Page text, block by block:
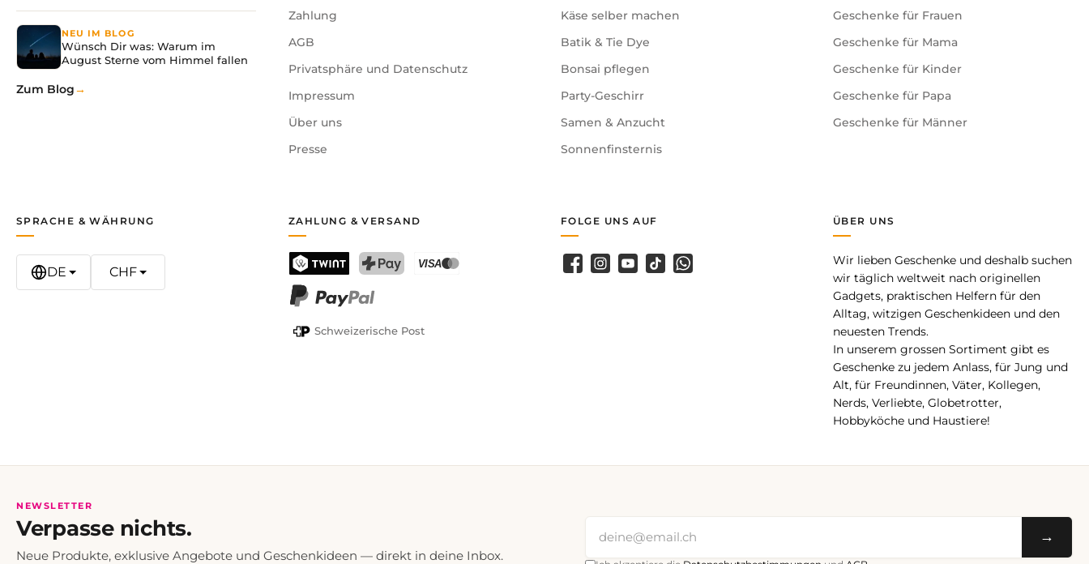
NEU IM BLOG
Wünsch Dir was: Warum im
August Sterne vom Himmel fallen
Zum Blog
Zahlung
AGB
Privatsphäre und Datenschutz
Impressum
Über uns
Presse
Käse selber machen
Batik & Tie Dye
Bonsai pflegen
Party-Geschirr
Samen & Anzucht
Sonnenfinsternis
Geschenke für Frauen
Geschenke für Mama
Geschenke für Kinder
Geschenke für Papa
Geschenke für Männer
ÜBER UNS
Wir lieben Geschenke und deshalb suchen
wir täglich weltweit nach originellen
Gadgets, praktischen Helfern für den
Alltag, witzigen Geschenkideen und den
neuesten Trends.
In unserem grossen Sortiment gibt es
Geschenke zu jedem Anlass, für Jung und
Alt, für Freundinnen, Väter, Kollegen,
Nerds, Verliebte, Globetrotter,
Hobbyköche und Haustiere!
ZAHLUNG & VERSAND
TWINT
Schweizerische Post
SPRACHE & WÄHRUNG
DE CHF
FOLGE UNS AUF
Facebook
Instagram
YouTubeTikTokWhatsApp
NEWSLETTER
Verpasse nichts.
Neue Produkte, exklusive Angebote und Geschenkideen — direkt in deine Inbox.
→